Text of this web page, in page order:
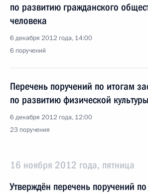
по развитию гражданского
человека
6 декабря 2012 года, 14:00
6 поручений
Перечень поручений по итогам
по развитию физической
6 декабря 2012 года, 12:00
23 поручения
16 ноября 2012 года, пятница
Утверждён перечень поручений